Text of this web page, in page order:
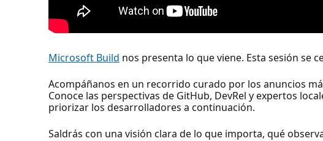
Microsoft Build nos presenta lo que viene. Esta sesión se
Acompáñanos en un recorrido curado por los anuncios
Conoce las perspectivas de GitHub, DevRel y expertos
priorizar los desarrolladores a continuación.
Saldrás con una visión clara de lo que importa, qué